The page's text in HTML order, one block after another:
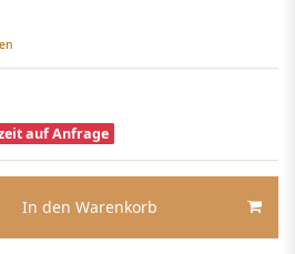
auf Anfrage
In den Warenkorb